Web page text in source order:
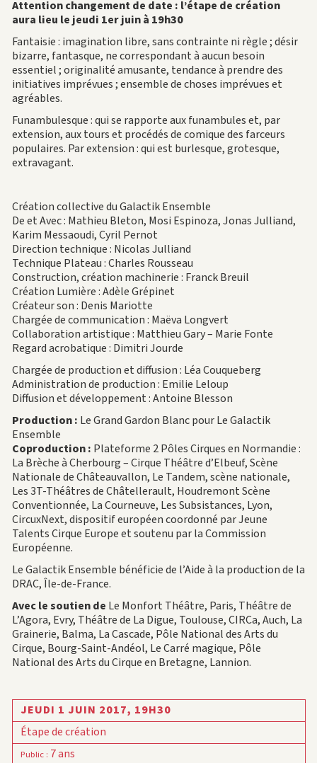
Attention changement de date : l’étape de création
aura lieu le jeudi 1er juin à 19h30
Fantaisie : imagination libre, sans contrainte ni règle ; désir
bizarre, fantasque, ne correspondant à aucun besoin
essentiel ; originalité amusante, tendance à prendre des
initiatives imprévues ; ensemble de choses imprévues et
agréables.
Funambulesque : qui se rapporte aux funambules et, par
extension, aux tours et procédés de comique des farceurs
populaires. Par extension : qui est burlesque, grotesque,
extravagant.
Création collective du Galactik Ensemble
De et Avec : Mathieu Bleton, Mosi Espinoza, Jonas Julliand,
Karim Messaoudi, Cyril Pernot
Direction technique : Nicolas Julliand
Technique Plateau : Charles Rousseau
Construction, création machinerie : Franck Breuil
Création Lumière : Adèle Grépinet
Créateur son : Denis Mariotte
Chargée de communication : Maëva Longvert
Collaboration artistique : Matthieu Gary – Marie Fonte
Regard acrobatique : Dimitri Jourde
Chargée de production et diffusion : Léa Couqueberg
Administration de production : Emilie Leloup
Diffusion et développement : Antoine Blesson
Production : Le Grand Gardon Blanc pour Le Galactik
Ensemble
Coproduction : Plateforme 2 Pôles Cirques en Normandie :
La Brèche à Cherbourg – Cirque Théâtre d’Elbeuf, Scène
Nationale de Châteauvallon, Le Tandem, scène nationale,
Les 3T-Théâtres de Châtellerault, Houdremont Scène
Conventionnée, La Courneuve, Les Subsistances, Lyon,
CircuxNext, dispositif européen coordonné par Jeune
Talents Cirque Europe et soutenu par la Commission
Européenne.
Le Galactik Ensemble bénéficie de l’Aide à la production de la
DRAC, Île-de-France.
Avec le soutien de Le Monfort Théâtre, Paris, Théâtre de
L’Agora, Evry, Théâtre de La Digue, Toulouse, CIRCa, Auch, La
Grainerie, Balma, La Cascade, Pôle National des Arts du
Cirque, Bourg-Saint-Andéol, Le Carré magique, Pôle
National des Arts du Cirque en Bretagne, Lannion.
JEUDI 1 JUIN 2017, 19H30
Étape de création
Public: 7 ans